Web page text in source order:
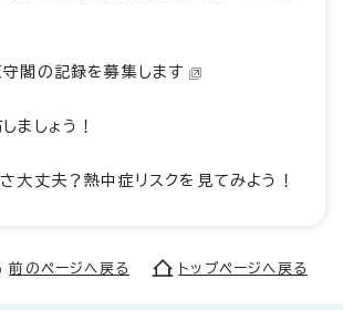
閣の記録を募集します
ましょう！
大丈夫？熱中症リスクを見てみよう！
前のページへ戻る トップページへ戻る